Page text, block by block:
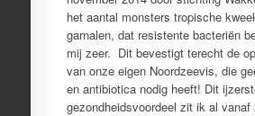
het aantal monsters tropische
garnalen, dat resistente bacteriën
mij zeer. Dit bevestigt terecht de
van onze eigen Noordzeevis, die
en antibiotica nodig heeft! Dit
gezondheidsvoordeel zit ik al